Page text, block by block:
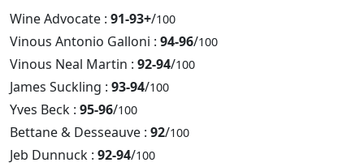
Wine Advocate : 91-93+/100
Vinous Antonio Galloni : 94-96/100
Vinous Neal Martin : 92-94/100
James Suckling : 93-94/100
Yves Beck : 95-96/100
Bettane & Desseauve : 92/100
Jeb Dunnuck : 92-94/100